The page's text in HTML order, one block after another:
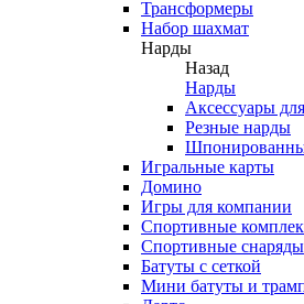
Трансформеры
Набор шахмат
Нарды
Назад
Нарды
Аксессуары
Резные нарды
Игральные карты
Домино
Игры для компании
Спортивные
Спортивные снаряды
Батуты с сеткой
Мини батуты и